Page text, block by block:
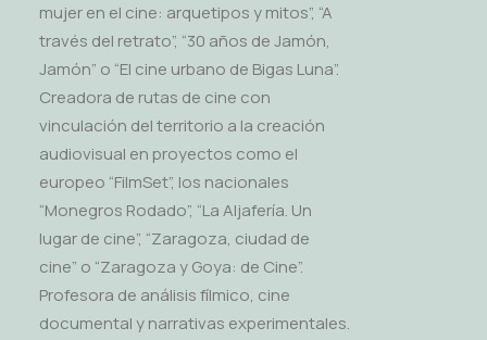
mujer en el cine: arquetipos y mitos”, “A
través del retrato”, “30 años de Jamón,
Jamón” o “El cine urbano de Bigas Luna”.
Creadora de rutas de cine con
vinculación del territorio a la creación
audiovisual en proyectos como el
europeo “FilmSet”, los nacionales
“Monegros Rodado”, “La Aljafería. Un
lugar de cine”, “Zaragoza, ciudad de
cine” o “Zaragoza y Goya: de Cine”.
Profesora de análisis fílmico, cine
documental y narrativas experimentales.